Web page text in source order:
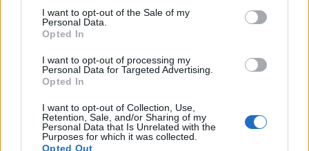
consent section.
I want to opt-out of the Sale of my
Personal Data.
Opted In
I want to opt-out of processing my
Personal Data for Targeted Advertising.
Opted In
I want to opt-out of Collection, Use,
Retention, Sale, and/or Sharing of my
Personal Data that Is Unrelated with the
Purposes for which it was collected.
Opted Out
ΑΣΕΠ: Εξ αποστάσεως η πιο Εύκολη
Πιστοποίηση Υπολογιστών σε 2
μέρες